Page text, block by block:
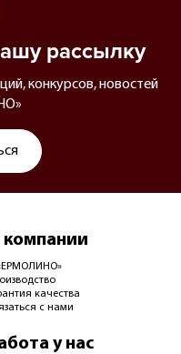
рассылку
конкурсов, новостей
качества
с нами
у нас